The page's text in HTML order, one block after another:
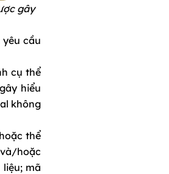
gây
yêu cầu
cụ thể
hiểu
không
thể
hoặc
mã